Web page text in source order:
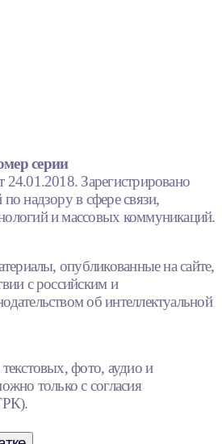
серии
Зарегистрировано
надзору в сфере связи,
и массовых коммуникаций.
опубликованные на сайте,
с российским и
об интеллектуальной
фото, аудио и
только с согласия